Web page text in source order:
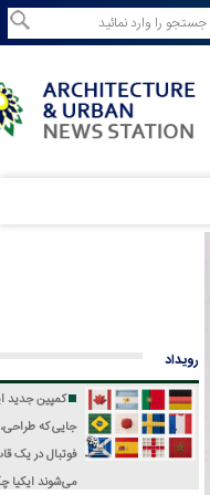
کمپین جدید ایکیا؛
جایی که طراحی، فرهنگ و
فوتبال در یک قاب جمع
ایکیا چگونه جام